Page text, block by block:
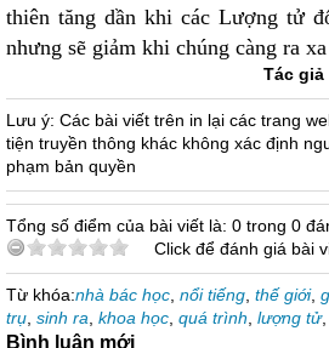
thiên tăng dần khi các Lượng tử
nhưng sẽ giảm khi chúng càng ra
Tác
Lưu ý: Các bài viết trên in lại các trang
tiện truyền thông khác không xác định
phạm bản quyền
Tổng số điểm của bài viết là: 0 trong 0
Click để đánh giá bài
Từ khóa:nhà bác học nổi tiếng thế giới,
trụ sinh ra khoa học quá trình lượng tử,
Bình luận mới